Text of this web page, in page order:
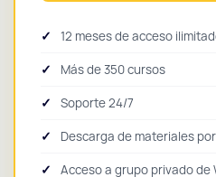
12 meses de acceso
Más de 350 cursos
Soporte 24/7
Descarga de materiales
Acceso a grupo privado de